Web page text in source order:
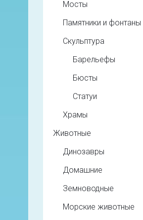
Мосты
Памятники и фонтаны
Скульптура
Барельефы
Бюсты
Статуи
Храмы
Животные
Динозавры
Домашние
Земноводные
Морские животные